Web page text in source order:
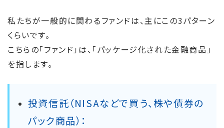
私たちが一般的に関わるファンドは、主にこの3パターン
くらいです。
こちらの「ファンド」は、「パッケージ化された金融商品」
を指します。
投資信託（NISAなどで買う、株や債券の
パック商品）：